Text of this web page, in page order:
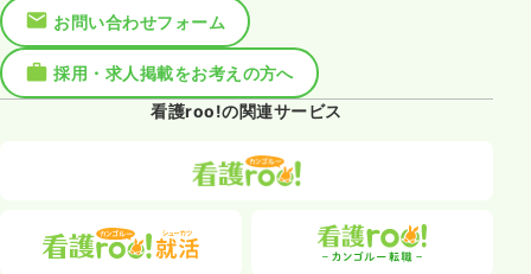
お問い合わせフォーム
採用・求人掲載をお考えの方へ
看護roo!の関連サービス